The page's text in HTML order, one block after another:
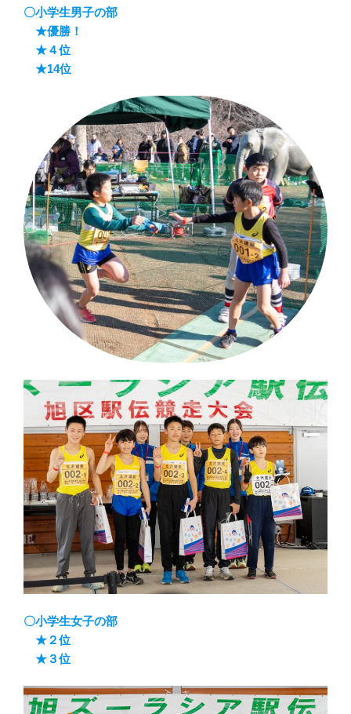
〇小学生男子の部
★優勝！
★４位
★14位
〇小学生女子の部
★２位
★３位